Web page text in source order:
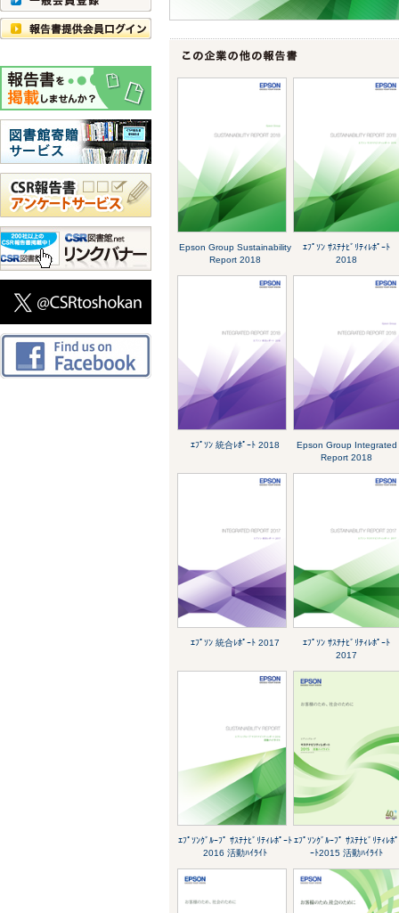
Epson Group Sustainability
Report 2018
ｴﾌﾟｿﾝ ｻｽﾃﾅﾋﾞﾘﾃｨﾚﾎﾟｰﾄ
2018
ｴﾌﾟｿﾝ 統合ﾚﾎﾟｰﾄ 2018
Epson Group Integrated
Report 2018
ｴﾌﾟｿﾝ 統合ﾚﾎﾟｰﾄ 2017
ｴﾌﾟｿﾝ ｻｽﾃﾅﾋﾞﾘﾃｨﾚﾎﾟｰﾄ
2017
ｴﾌﾟｿﾝｸﾞﾙｰﾌﾟ ｻｽﾃﾅﾋﾞﾘﾃｨﾚﾎﾟｰﾄ
2016 活動ﾊｲﾗｲﾄ
ｴﾌﾟｿﾝｸﾞﾙｰﾌﾟ ｻｽﾃﾅﾋﾞﾘﾃｨﾚﾎﾟ
ｰﾄ2015 活動ﾊｲﾗｲﾄ